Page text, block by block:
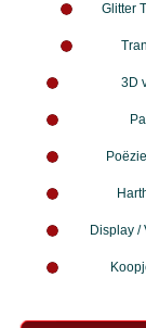
Glitter
3D
Display /